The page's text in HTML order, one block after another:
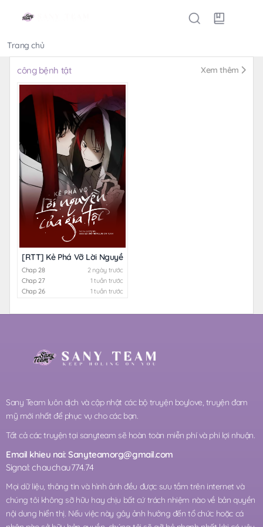
Trang chủ
công bệnh tật Xem thêm
[RTT] Kẻ Phá Vỡ Lời Nguyền Của Gia Tộc
Chap 28
2 ngày trước
Chap 27
1 tuần trước
Chap 26
1 tuần trước
Sany Team luôn dịch và cập nhật các bộ truyện boylove, truyện đam
mỹ mới nhất để phục vụ cho các bạn.
Tất cả các truyện tại sanyteam sẽ hoàn toàn miễn phí và phi lợi nhuận.
Email khieu nai:Sanyteamorg@gmail.com
Signal: chauchau774.74
Mọi dữ liệu, thông tin và hình ảnh đều được sưu tầm trên internet và
chúng tôi không sỡ hữu hay chịu bất cứ trách nhiệm nào về bản quyền
nội dung hiển thị. Nếu việc này gây ảnh hưởng đến tổ chức hoặc cá